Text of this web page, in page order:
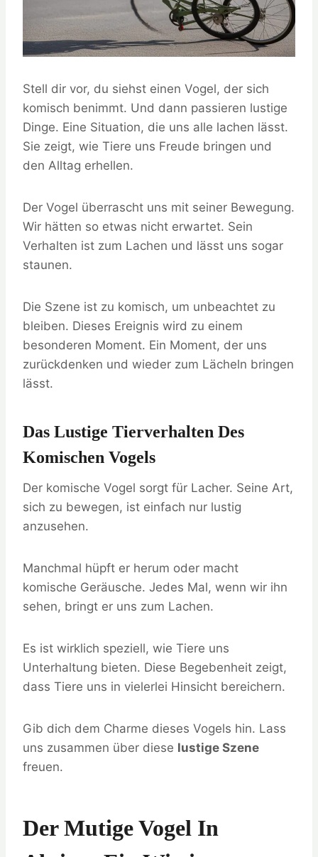
Stell dir vor, du siehst einen Vogel, der sich
komisch benimmt. Und dann passieren lustige
Dinge. Eine Situation, die uns alle lachen lässt.
Sie zeigt, wie Tiere uns Freude bringen und
den Alltag erhellen.
Der Vogel überrascht uns mit seiner Bewegung.
Wir hätten so etwas nicht erwartet. Sein
Verhalten ist zum Lachen und lässt uns sogar
staunen.
Die Szene ist zu komisch, um unbeachtet zu
bleiben. Dieses Ereignis wird zu einem
besonderen Moment. Ein Moment, der uns
zurückdenken und wieder zum Lächeln bringen
lässt.
Das Lustige Tierverhalten Des
Komischen Vogels
Der komische Vogel sorgt für Lacher. Seine Art,
sich zu bewegen, ist einfach nur lustig
anzusehen.
Manchmal hüpft er herum oder macht
komische Geräusche. Jedes Mal, wenn wir ihn
sehen, bringt er uns zum Lachen.
Es ist wirklich speziell, wie Tiere uns
Unterhaltung bieten. Diese Begebenheit zeigt,
dass Tiere uns in vielerlei Hinsicht bereichern.
Gib dich dem Charme dieses Vogels hin. Lass
uns zusammen über diese lustige Szene
freuen.
Der Mutige Vogel In